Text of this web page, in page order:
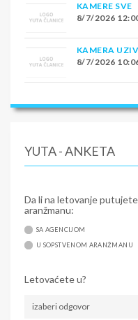
KAMERE SVE
8/7/2026
KAMERA
8/7/2026
YUTA - ANKETA
Da li na letovanje
aranžmanu:
SA AGENCIJOM
U SOPSTVENOM ARANŽMANU
Letovaćete u?
izaberi odgovor